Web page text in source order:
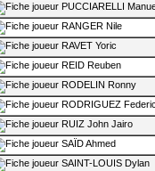
PUCCIARELLI
RANGER Nile
RAVET Yoric
REID Reuben
RODELIN Ronny
RODRIGUEZ
RUIZ John Jairo
SAÏD Ahmed
SAINT-LOUIS Dylan